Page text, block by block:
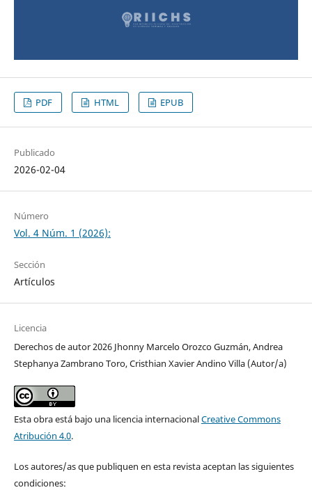
PDF HTML EPUB
Publicado
2026-02-04
Número
Vol. 4 Núm. 1 (2026):
Sección
Artículos
Licencia
Derechos de autor 2026 Jhonny Marcelo Orozco Guzmán, Andrea
Stephanya Zambrano Toro, Cristhian Xavier Andino Villa (Autor/a)
Esta obra está bajo una licencia internacionalCreative Commons
Atribución 4.0.
Los autores/as que publiquen en esta revista aceptan las siguientes
condiciones: